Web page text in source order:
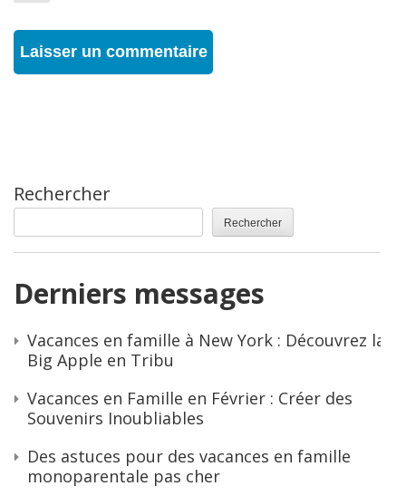
Rechercher
Rechercher
Derniers messages
Vacances en famille à New York : Découvrez la
Big Apple en Tribu
Vacances en Famille en Février : Créer des
Souvenirs Inoubliables
Des astuces pour des vacances en famille
monoparentale pas cher